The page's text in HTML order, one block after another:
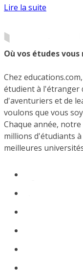
Lire la suite
Où vos études
Chez
étudient à l'étranger
d'aventuriers et de
voulons que vous
Chaque année,
millions d'étudiants
meilleures